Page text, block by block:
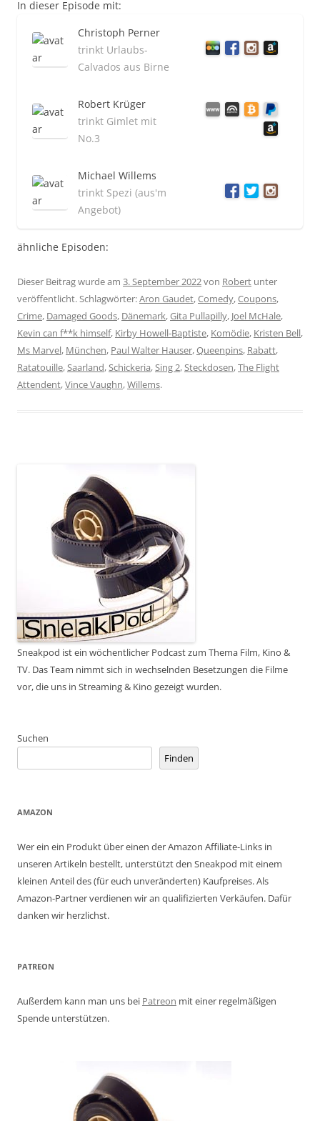
In dieser Episode mit:
Christoph Perner
trinkt Urlaubs-
Calvados aus Birne
Robert Krüger
trinkt Gimlet mit
No.3
Michael Willems
trinkt Spezi (aus'm
Angebot)
ähnliche Episoden:
Dieser Beitrag wurde am 3. September 2022von Robert unter
veröffentlicht. Schlagwörter:Aron Gaudet,Comedy,Coupons,
Crime, Damaged Goods, Dänemark,Gita Pullapilly, Joel McHale,
Kevin can f**k himself, Kirby Howell-Baptiste, Komödie, Kristen Bell,
Ms Marvel, München, Paul Walter Hauser,Queenpins, Rabatt,
Ratatouille,Saarland,Schickeria,Sing 2,Steckdosen,The Flight
Attendent,Vince Vaughn,Willems.
Sneakpod ist ein wöchentlicher Podcast zum Thema Film, Kino &
TV. Das Team nimmt sich in wechselnden Besetzungen die Filme
vor, die uns in Streaming & Kino gezeigt wurden.
Suchen
Finden
AMAZON
Wer ein ein Produkt über einen der Amazon Affiliate-Links in
unseren Artikeln bestellt, unterstützt den Sneakpod mit einem
kleinen Anteil des (für euch unveränderten) Kaufpreises. Als
Amazon-Partner verdienen wir an qualifizierten Verkäufen. Dafür
danken wir herzlichst.
PATREON
Außerdem kann man uns bei Patreon mit einer regelmäßigen
Spende unterstützen.